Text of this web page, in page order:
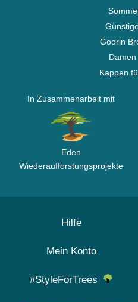
Goorin
Kappen
In Zusammenarbeit mit
Eden
Wiederaufforstungsprojekte
Hilfe
Mein Konto
#StyleForTrees